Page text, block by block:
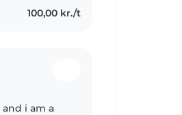
100,00 kr./t
and i am a